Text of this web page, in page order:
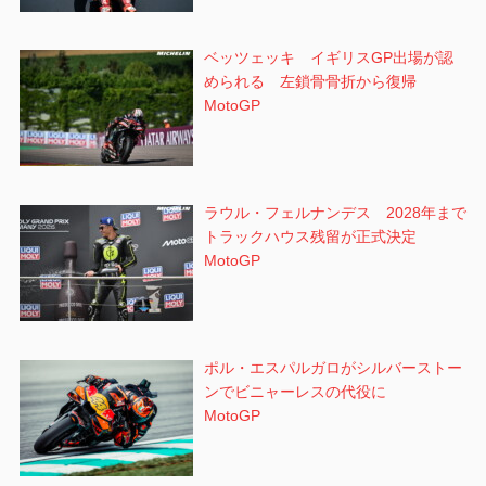
ベッツェッキ イギリスGP出場が認
められる 左鎖骨骨折から復帰
MotoGP
ラウル・フェルナンデス 2028年まで
トラックハウス残留が正式決定
MotoGP
ポル・エスパルガロがシルバーストー
ンでビニャーレスの代役に
MotoGP